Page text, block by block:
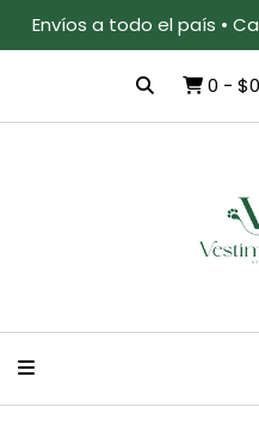
Envíos a todo el país •
0 -